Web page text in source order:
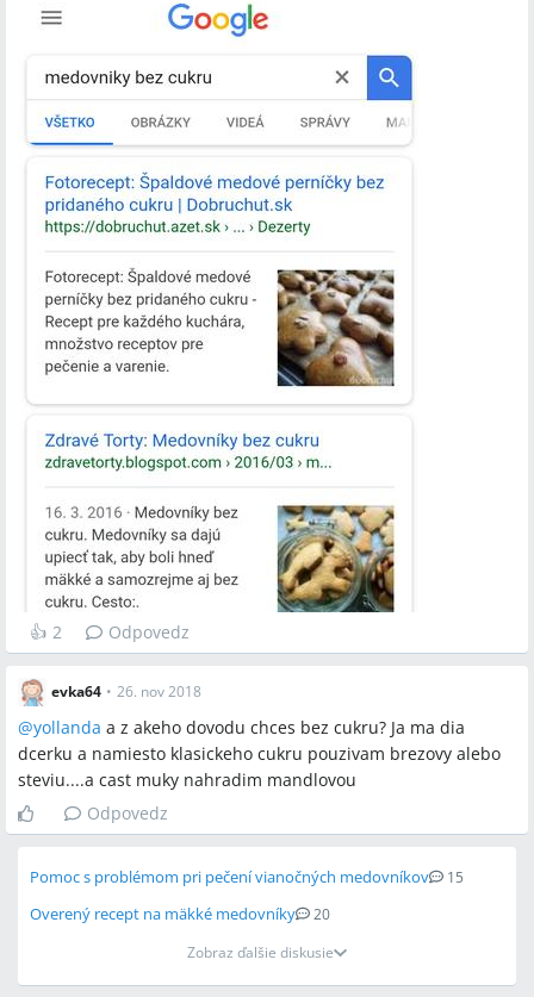
👍 2 Odpovedz
evka64 • 26. nov 2018
@yollanda a z akeho dovodu chces bez cukru? Ja ma dia
dcerku a namiesto klasickeho cukru pouzivam brezovy alebo
steviu....a cast muky nahradim mandlovou
Odpovedz
Pomoc s problémom pri pečení vianočných medovníkov 15
Overený recept na mäkké medovníky
20
Zobraz ďalšie diskusie